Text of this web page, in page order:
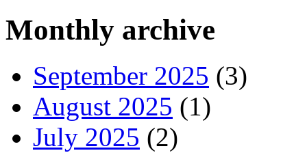
Monthly archive
September 2025 (3)
August 2025 (1)
July 2025 (2)